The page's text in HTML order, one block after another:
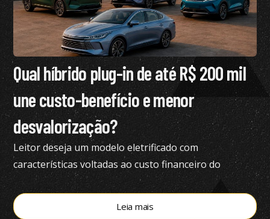
Qual híbrido plug-in de até R$ 200 mil
une custo-benefício e menor
desvalorização?
Leitor deseja um modelo eletrificado com
características voltadas ao custo financeiro do
produto e pediu nossa análise completa
Leia mais